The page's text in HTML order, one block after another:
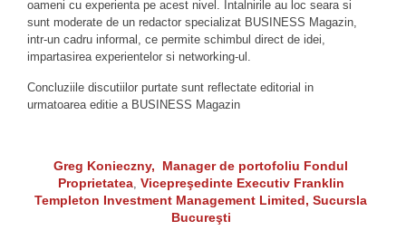
oameni cu experienta pe acest nivel. Intalnirile au loc seara si
sunt moderate de un redactor specializat BUSINESS Magazin,
intr-un cadru informal, ce permite schimbul direct de idei,
impartasirea experientelor si networking-ul.
Concluziile discutiilor purtate sunt reflectate editorial in
urmatoarea editie a BUSINESS Magazin
Greg Konieczny, Manager de portofoliu Fondul
Proprietatea, Vicepreşedinte Executiv Franklin
Templeton Investment Management Limited, Sucursla
Bucureşti